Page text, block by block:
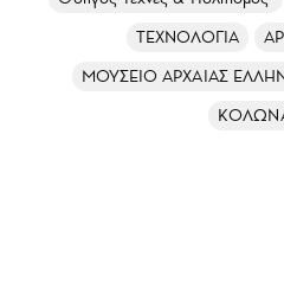
ΤΕΧΝΟΛΟΓΙΑ
ΜΟΥΣΕΙΟ ΑΡΧΑΙΑΣ